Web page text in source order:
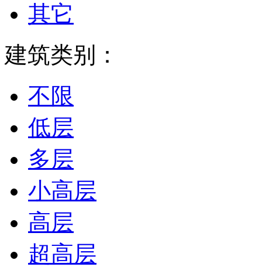
其它
建筑类别：
不限
低层
多层
小高层
高层
超高层